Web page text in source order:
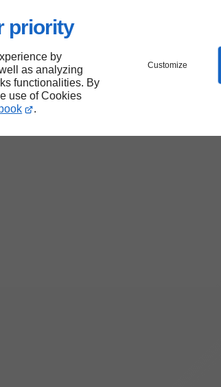
priority
by
as analyzing
functionalities. By
use of Cookies
.
Customize